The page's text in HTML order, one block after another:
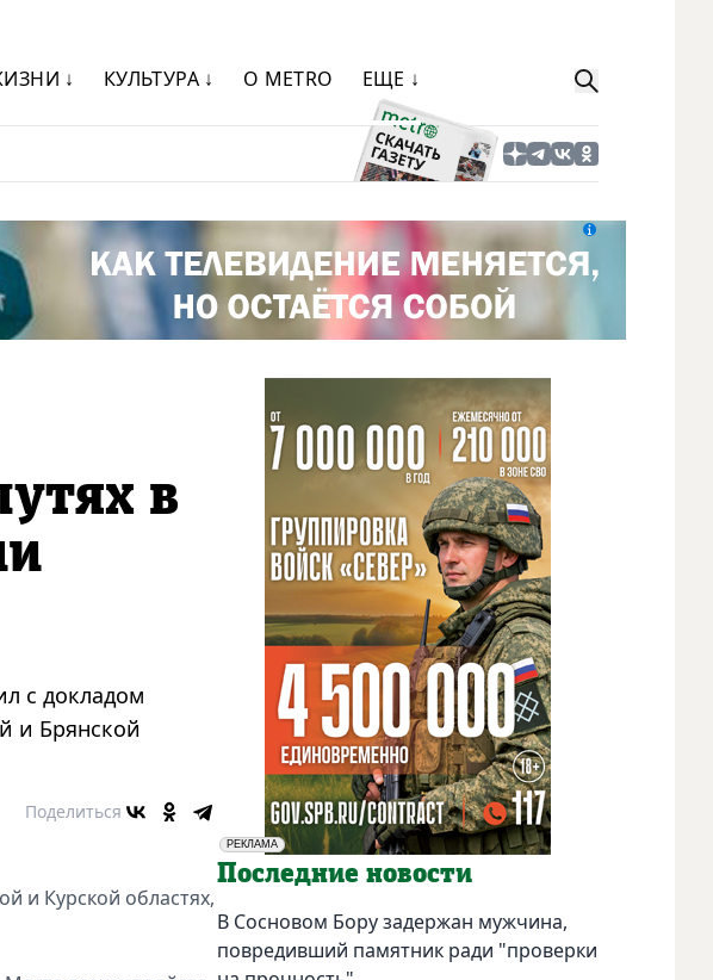
↓ КУЛЬТУРА ↓ О METRO ЕЩЕ ↓
в
с докладом
и Брянской
Поделиться
и Курской областях,
РЕКЛАМА
Социальная реклама
Последние новости
В Сосновом Бору задержан мужчина,
повредивший памятник ради "проверки